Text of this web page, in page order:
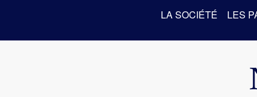
LA SOCIÉTÉ LES